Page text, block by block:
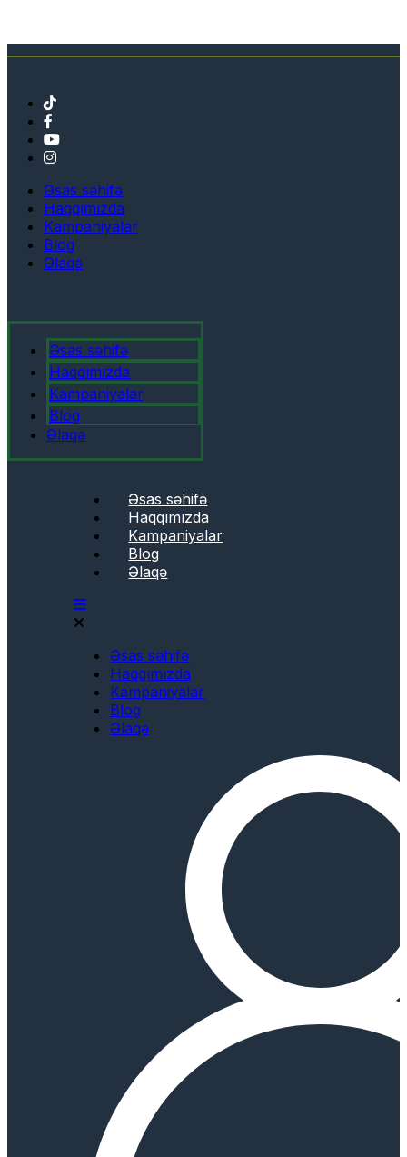
Əsas səhifə
Haqqımızda
Kampaniyalar
Blog
Əlaqə
Əsas səhifə
Haqqımızda
Kampaniyalar
Blog
Əlaqə
Əsas səhifə
Haqqımızda
Kampaniyalar
Blog
Əlaqə
Əsas səhifə
Haqqımızda
Kampaniyalar
Blog
Əlaqə